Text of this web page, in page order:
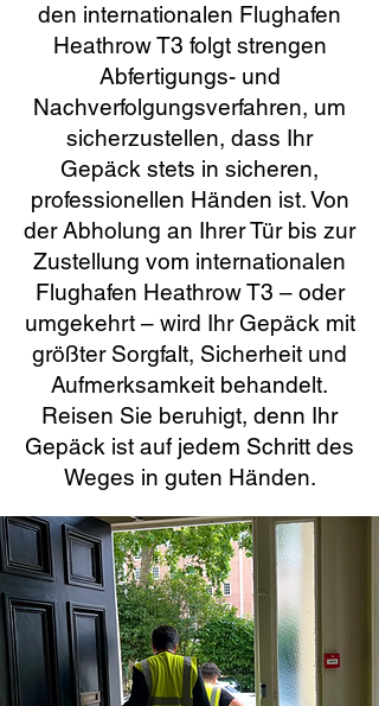
den internationalen Flughafen
Heathrow T3 folgt strengen
Abfertigungs- und
Nachverfolgungsverfahren, um
sicherzustellen, dass Ihr
Gepäck stets in sicheren,
professionellen Händen ist. Von
der Abholung an Ihrer Tür bis zur
Zustellung vom internationalen
Flughafen Heathrow T3 – oder
umgekehrt – wird Ihr Gepäck mit
größter Sorgfalt, Sicherheit und
Aufmerksamkeit behandelt.
Reisen Sie beruhigt, denn Ihr
Gepäck ist auf jedem Schritt des
Weges in guten Händen.